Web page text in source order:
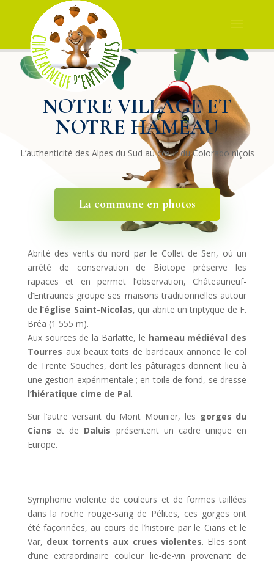
NOTRE VILLAGE ET
NOTRE HAMEAU
L’authenticité des Alpes du Sud au cœur du Colorado niçois
La commune en photos
Abrité des vents du nord par le Collet de Sen, où un
arrêté de conservation de Biotope préserve les
rapaces et en permet l’observation, Châteauneuf-
d’Entraunes groupe ses maisons traditionnelles autour
de l’église Saint-Nicolas, qui abrite un triptyque de F.
Bréa (1 555 m).
Aux sources de la Barlatte, le hameau médiéval des
Tourres aux beaux toits de bardeaux annonce le col
de Trente Souches, dont les pâturages donnent lieu à
une gestion expérimentale ; en toile de fond, se dresse
l’hiératique cime de Pal.
Sur l’autre versant du Mont Mounier, les gorges du
Cians et de Daluis présentent un cadre unique en
Europe.
Symphonie violente de couleurs et de formes taillées
dans la roche rouge-sang de Pélites, ces gorges ont
été façonnées, au cours de l’histoire par le Cians et le
Var, deux torrents aux crues violentes. Elles sont
d’une extraordinaire couleur lie-de-vin provenant de